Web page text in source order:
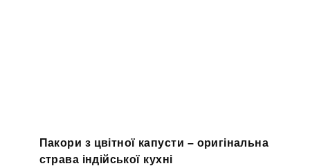
Пакори з цвітної капусти – оригінальна
страва індійської кухні